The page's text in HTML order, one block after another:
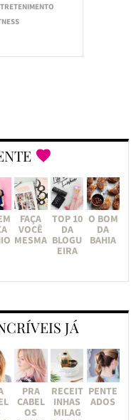
FAÇA
VOCÊ
MESMA
TOP 10
DA
BLOGU
EIRA
O BOM
DA
BAHIA
JÁ
PRA
CABEL
OS
RECEIT
INHAS
MILAG
PENTE
ADOS